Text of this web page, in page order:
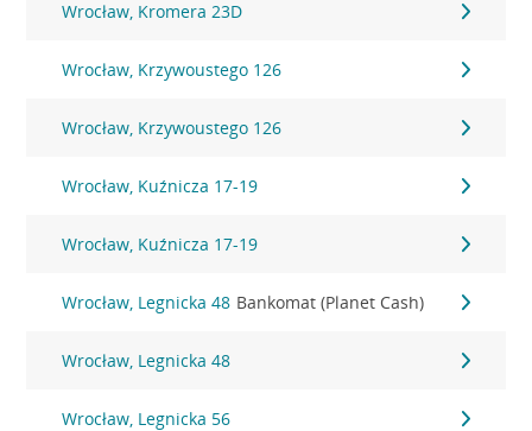
Wrocław, Kromera 23D
Wrocław, Krzywoustego 126
Wrocław, Krzywoustego 126
Wrocław, Kuźnicza 17-19
Wrocław, Kuźnicza 17-19
Wrocław, Legnicka 48 Bankomat (Planet Cash)
Wrocław, Legnicka 48
Wrocław, Legnicka 56